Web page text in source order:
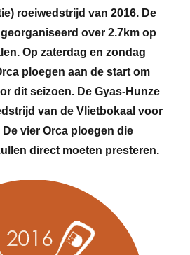
roeiwedstrijd van 2016. De
over 2.7km op
Op zaterdag en zondag
ploegen aan de start om
dit seizoen. De Gyas-Hunze
van de Vlietbokaal voor
vier Orca ploegen die
direct moeten presteren.